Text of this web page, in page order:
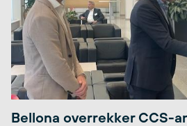
Bellona overrekker CCS-